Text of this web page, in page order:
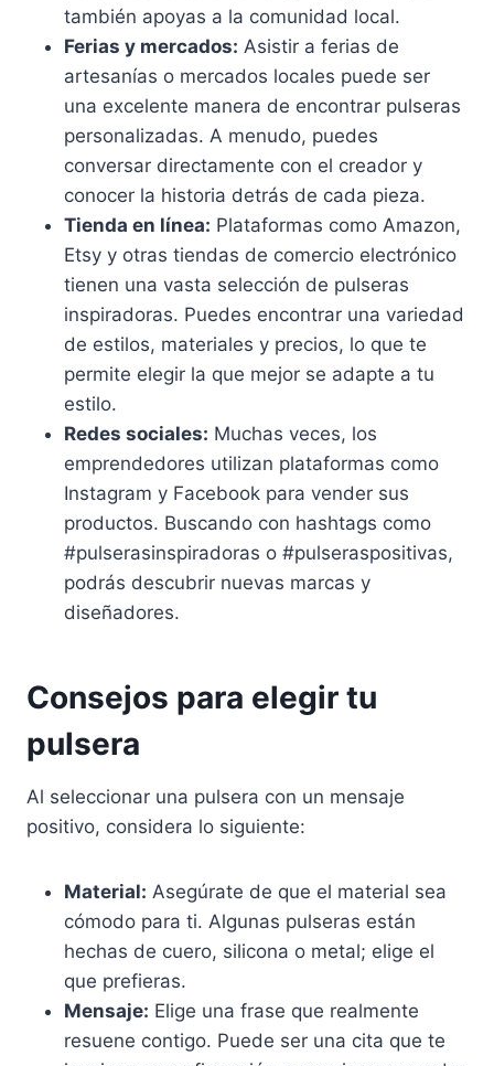
también apoyas a la comunidad local.
Ferias y mercados: Asistir a ferias de
artesanías o mercados locales puede ser
una excelente manera de encontrar pulseras
personalizadas. A menudo, puedes
conversar directamente con el creador y
conocer la historia detrás de cada pieza.
Tienda en línea: Plataformas como Amazon,
Etsy y otras tiendas de comercio electrónico
tienen una vasta selección de pulseras
inspiradoras. Puedes encontrar una variedad
de estilos, materiales y precios, lo que te
permite elegir la que mejor se adapte a tu
estilo.
Redes sociales: Muchas veces, los
emprendedores utilizan plataformas como
Instagram y Facebook para vender sus
productos. Buscando con hashtags como
#pulserasinspiradoras o #pulseraspositivas,
podrás descubrir nuevas marcas y
diseñadores.
Consejos para elegir tu
pulsera
Al seleccionar una pulsera con un mensaje
positivo, considera lo siguiente:
Material: Asegúrate de que el material sea
cómodo para ti. Algunas pulseras están
hechas de cuero, silicona o metal; elige el
que prefieras.
Mensaje: Elige una frase que realmente
resuene contigo. Puede ser una cita que te